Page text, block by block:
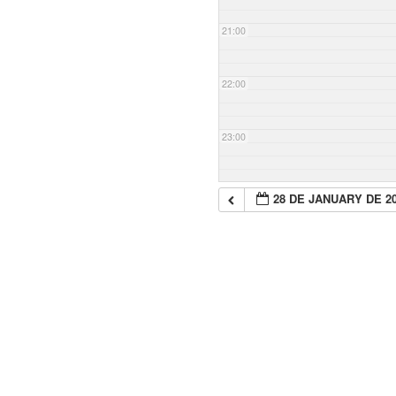
21:00
22:00
23:00
28 DE JANUARY DE